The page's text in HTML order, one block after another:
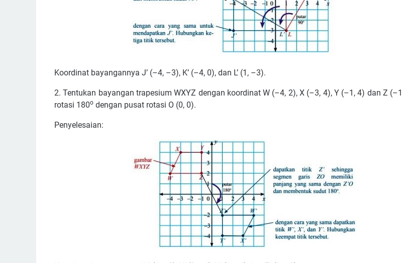
Koordinat bayangannya J’ (–4, –3), K’ (–4, 0), dan L’ (1, –3).
2. Tentukan bayangan trapesium WXYZ dengan koordinat W (–4, 2), X (–3, 4), Y (–1, 4) dan Z
rotasi 180o dengan pusat rotasi O (0, 0).
Penyelesaian: